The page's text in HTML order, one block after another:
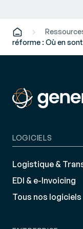
réforme : Où en
LOGICIELS
Logistique &
EDI & e-Invoicing
Tous nos logiciels